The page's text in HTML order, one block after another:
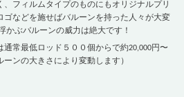
フィルムタイプのものにもオリジナルプリ
ゴなどを施せばバルーンを持った人々が大変
かぶバルーンの威力は絶大です！
常最低ロッド５００個からで約20,000円〜
ーンの大きさにより変動します）